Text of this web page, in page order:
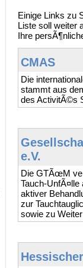
Einige Links zu
Liste soll weiter
Ihre
CMAS
Die
stammt aus
des ActivitÃ©s
e.V.
Die GTÃœM
Tauch-
aktiver
zur
sowie zu